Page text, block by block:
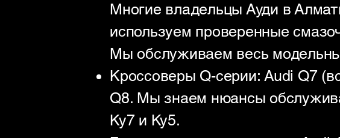
Многие владельцы Ауди в
используем проверенные
Мы обслуживаем весь
Кроссоверы Q-серии: Audi Q7
Q8. Мы знаем нюансы
Ку7 и Ку5.